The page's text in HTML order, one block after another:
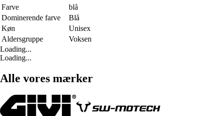
Farve
blå
Dominerende farve
Blå
Køn
Unisex
Aldersgruppe
Voksen
Loading...
Loading...
Alle vores mærker